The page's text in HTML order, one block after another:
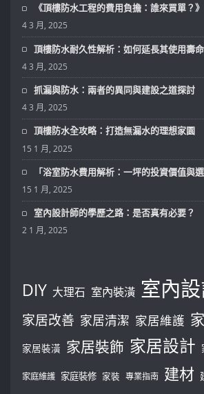
《頂樓防水工程的費用負擔：誰來買單？》
4 3 月, 2025
頂樓防水耐久性解析：如何延長其使用壽
4 3 月, 2025
抓漏與防水：兩者的異同與建設之道探討
4 3 月, 2025
頂樓防水全攻略：打造無漏水的理想家園
15 1 月, 2025
「浴室防水費用解析：一坪的投資價值與選
15 1 月, 2025
室內設計師的學歷之路：是否真有必要？
2 1 月, 2025
DIY 大理石 室內裝潢 室內
家居改善 家居清潔 家居維護
家居裝潢 家居裝飾 家居設計
家庭維護 家庭裝修 家裝 專業指南 建材